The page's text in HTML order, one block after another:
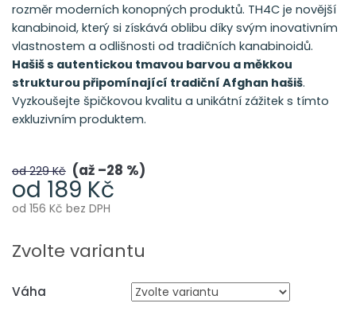
od 229 Kč až –28 %
od 189 Kč
od 156 Kč bez DPH
cena:
Zvolte variantu
Váha
rozměr moderních konopných produktů. TH4C je novější
kanabinoid, který si získává oblibu díky svým inovativním
vlastnostem a odlišnosti od tradičních kanabinoidů.
Hašiš s autentickou tmavou barvou a měkkou
strukturou připomínající tradiční Afghan hašiš.
Vyzkoušejte špičkovou kvalitu a unikátní zážitek s tímto
exkluzivním produktem.